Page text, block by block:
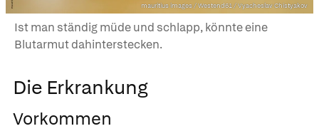
mauritius images / Westend61 / Vyacheslav Chistyakov
Ist man ständig müde und schlapp, könnte eine
Blutarmut dahinterstecken.
Die Erkrankung
Vorkommen